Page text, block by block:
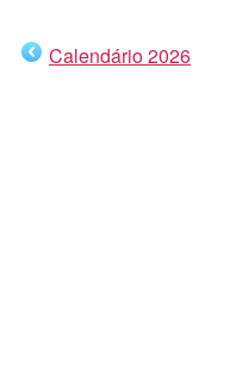
Calendário 2026